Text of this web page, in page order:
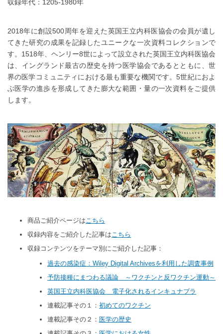
収録年代：1205-1980年
2018年に創設500周年を迎えた英国王立内科医協会の会員が遺し
てきた研究の成果を記録したユニークな一次資料コレクションで
す。1518年、ヘンリー8世によって設立された英国王立内科医協会
は、イングランド最古の歴史を持つ医学協会であるとともに、世
界の医学コミュニティにおける最も重要な機関です。5世紀におよ
ぶ医学の進歩を形成してきた膨大な範囲・量の一次資料をご提供
します。
商品ご紹介ページはこちら
収録内容をご紹介した記事はこちら
収録コンテンツをテーマ別にご紹介した記事：
過去の感染症：Wiley Digital Archivesを利用した調査事例
予防接種にまつわる議論 ～ワクチンと反ワクチン運動～
英国王立内科医協会 電子化されるインキュナブラ
連載記事その１： 初めてのワクチン
連載記事その２： 医学の歴史